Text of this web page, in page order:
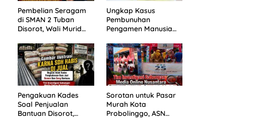
Pembelian Seragam
di SMAN 2 Tuban
Disorot, Wali Murid
Rp1,6 Juta
Ungkap Kasus
Pembunuhan
Pengamen Manusia
Probolinggo Kota
Tangkap Dua Pelaku
Pengakuan Kades
Soal Penjualan
Bantuan Disorot,
Sorotan untuk Pasar
Murah Kota
Probolinggo, ASN